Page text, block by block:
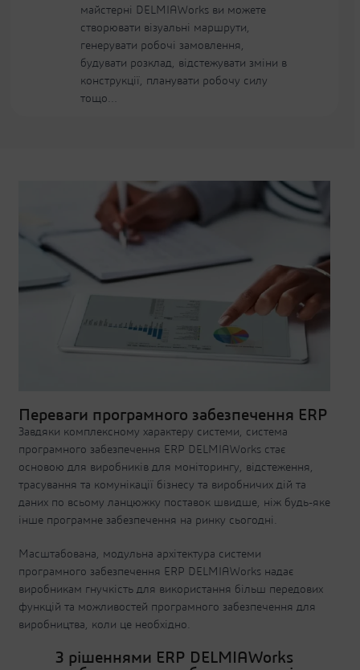
майстерні DELMIAWorks ви можете
створювати візуальні маршрути,
генерувати робочі замовлення,
будувати розклад, відстежувати зміни в
конструкції, планувати робочу силу
тощо…
Переваги програмного забезпечення ERP
Завдяки комплексному характеру системи, система
програмного забезпечення ERP DELMIAWorks стає
основою для виробників для моніторингу, відстеження,
трасування та комунікації бізнесу та виробничих дій та
даних по всьому ланцюжку поставок швидше, ніж будь-яке
інше програмне забезпечення на ринку сьогодні.
Масштабована, модульна архітектура системи
програмного забезпечення ERP DELMIAWorks надає
виробникам гнучкість для використання більш передових
функцій та можливостей програмного забезпечення для
виробництва, коли це необхідно.
З рішеннями ERP DELMIAWorks